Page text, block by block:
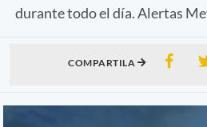
durante todo el día. Alertas
COMPARTILA